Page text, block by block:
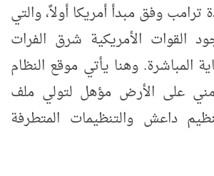
وفق مبدأ أمريكا أولاً، والتي
القوات الأمريكية شرق الفرات
المباشرة. وهنا يأتي موقع النظام
على الأرض مؤهل لتولي ملف
داعش والتنظيمات المتطرفة